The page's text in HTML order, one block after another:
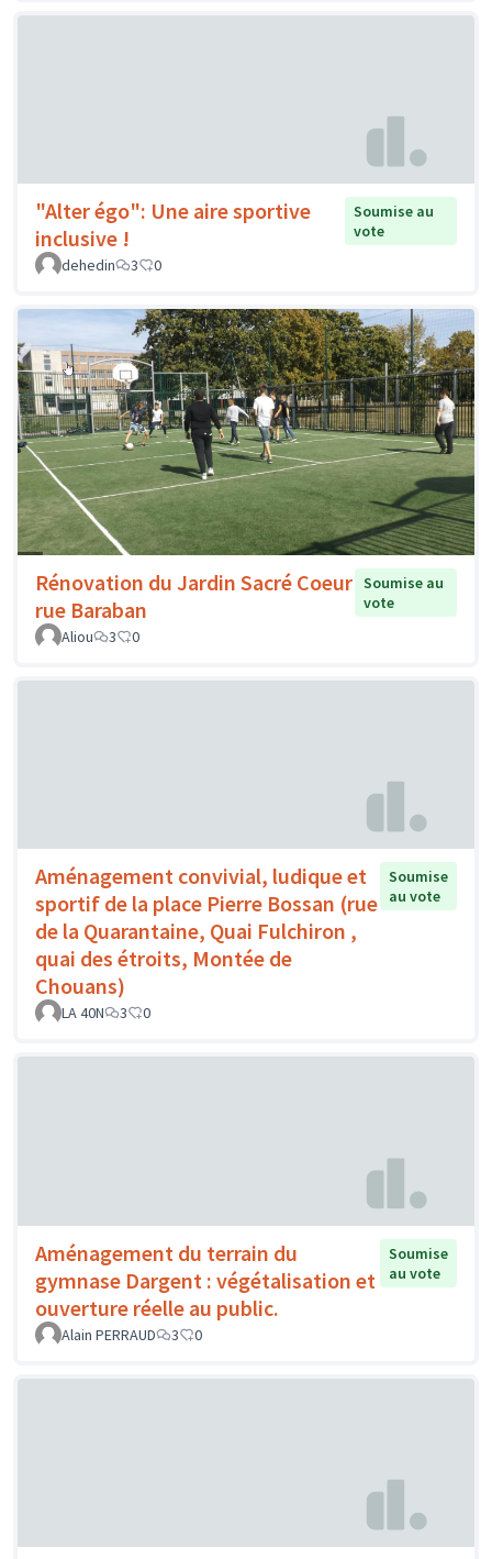
"Alter égo": Une aire sportive
inclusive !
Soumise au
vote
dehedin
3 0
Rénovation du Jardin Sacré Coeur
rue Baraban
Soumise au
vote
Aliou
3 0
Aménagement convivial, ludique et
sportif de la place Pierre Bossan (rue
de la Quarantaine, Quai Fulchiron ,
quai des étroits, Montée de
Chouans)
Soumise
au vote
LA 40N 3 0
Aménagement du terrain du
gymnase Dargent : végétalisation et
ouverture réelle au public.
Soumise
au vote
Alain PERRAUD 3 0